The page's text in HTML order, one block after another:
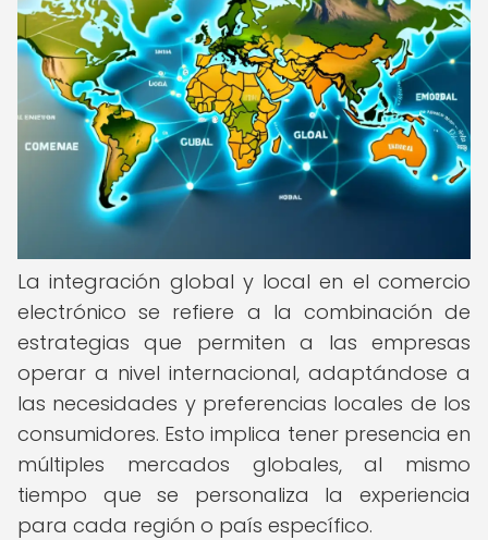
La integración global y local en el comercio
electrónico se refiere a la combinación de
estrategias que permiten a las empresas
operar a nivel internacional, adaptándose a
las necesidades y preferencias locales de los
consumidores. Esto implica tener presencia en
múltiples mercados globales, al mismo
tiempo que se personaliza la experiencia
para cada región o país específico.